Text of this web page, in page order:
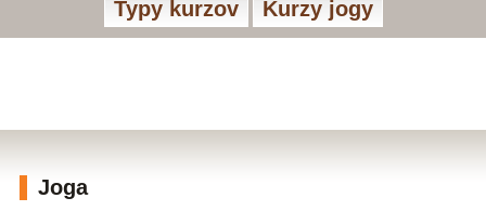
Typy kurzov Kurzy jogy
Joga